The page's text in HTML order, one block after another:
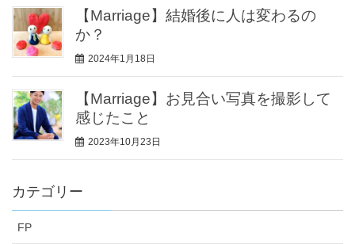
【Marriage】結婚後に人は変わるの
か？
2024年1月18日
【Marriage】お見合い写真を撮影して
感じたこと
2023年10月23日
カテゴリー
FP